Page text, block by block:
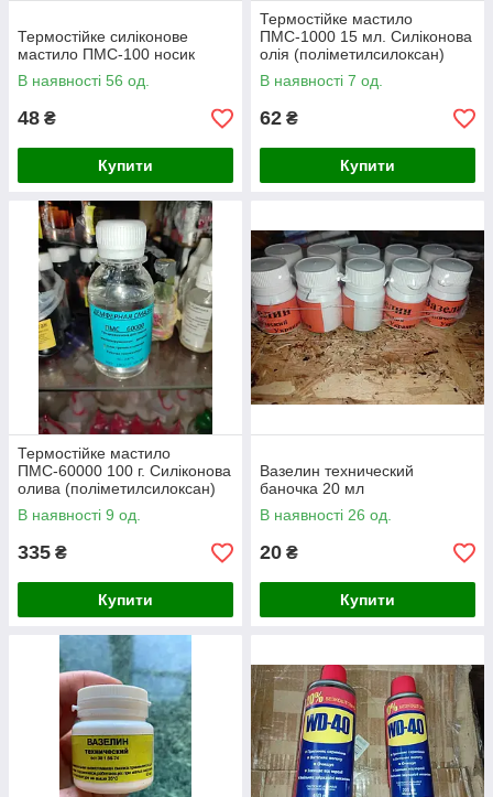
Термостійке силіконове
мастило ПМС-100 носик
В наявності 56 од.
48 ₴
Купити
Термостійке мастило
ПМС-1000 15 мл. Силіконова
олія (поліметилсилоксан)
В наявності 7 од.
62 ₴
Купити
Термостійке мастило
ПМС-60000 100 г. Силіконова
олива (поліметилсилоксан)
демпферне мастило
В наявності 9 од.
335 ₴
Купити
Вазелин технический
баночка 20 мл
В наявності 26 од.
20 ₴
Купити